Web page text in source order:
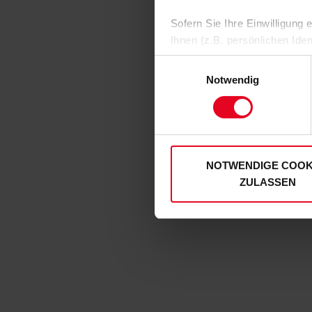
Sofern Sie Ihre Einwilligung
Ihnen (z.B. persönlichen
zulassen“-Button stimmen
personenbezogenen Daten
Soweit Sie „Notwendige
Notwendig
NOTWENDIGE
ZULASSEN